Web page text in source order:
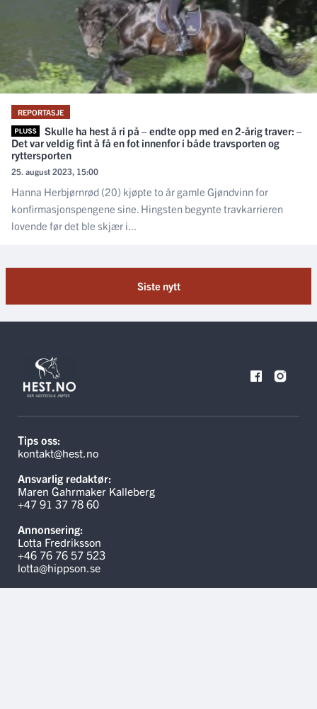
REPORTASJE
Skulle ha hest å ri på – endte opp med en 2-årig traver: –
Det var veldig fint å få en fot innenfor i både travsporten og
ryttersporten
25. august 2023, 15:00
Hanna Herbjørnrød (20) kjøpte to år gamle Gjøndvinn for
konfirmasjonspengene sine. Hingsten begynte travkarrieren
lovende før det ble skjær i...
Siste nytt
Tips oss:
kontakt@hest.no
Ansvarlig redaktør:
Maren Gahrmaker Kalleberg
+47 91 37 78 60
Annonsering:
Lotta Fredriksson
+46 76 76 57 523
lotta@hippson.se